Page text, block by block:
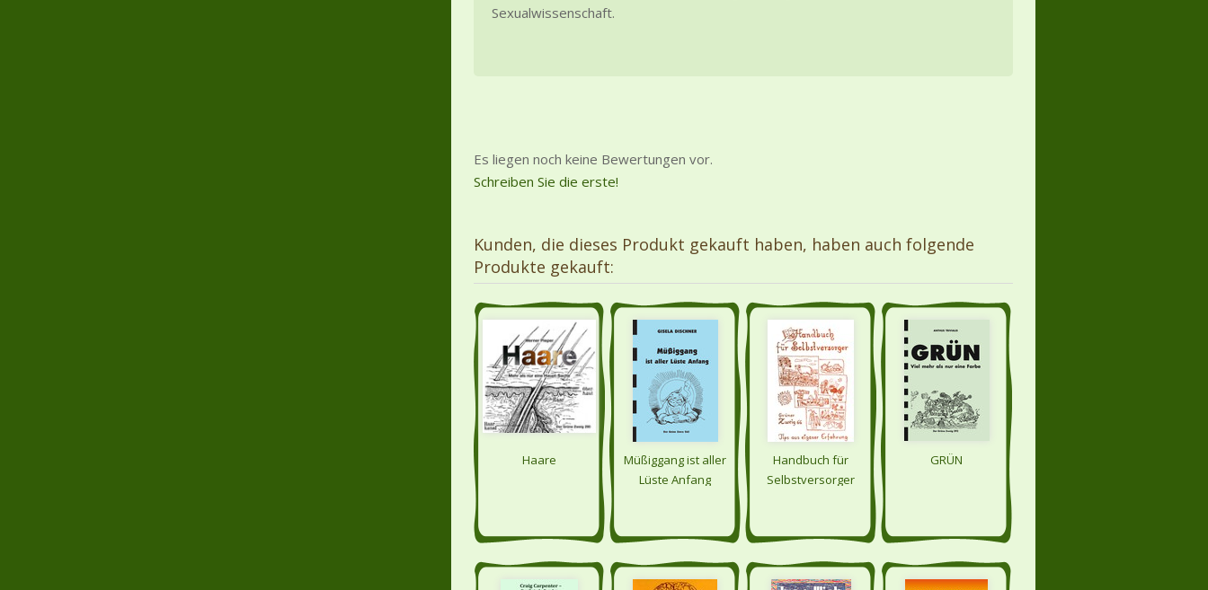
Sexualwissenschaft.
Es liegen noch keine Bewertungen vor.
Schreiben Sie die erste!
Kunden, die dieses Produkt gekauft haben, haben auch folgende
Produkte gekauft:
Haare
Müßiggang ist aller
Lüste Anfang
Handbuch für
Selbstversorger
GRÜN